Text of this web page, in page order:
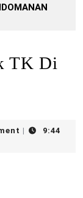
TK Di
9:44